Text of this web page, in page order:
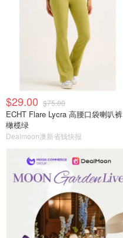
$29.00 $75.00
ECHT Flare Lycra 高腰口袋喇叭裤
橄榄绿
Dealmoon澳新省钱快报